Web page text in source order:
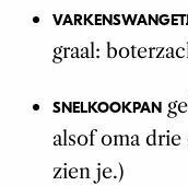
graal:
SNELKOOKPAN
alsof oma
zien je.)